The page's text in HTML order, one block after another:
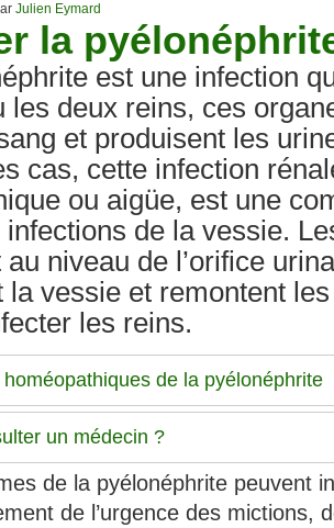
Julien Eymard
la
est une infection
les deux reins, ces
et produisent les
cas, cette infection
ou aigüe, est une
de la vessie.
au niveau de l’orifice
la vessie et remontent
les reins.
de la pyélonéphrite
un médecin ?
de la pyélonéphrite peuvent
de l’urgence des mictions,